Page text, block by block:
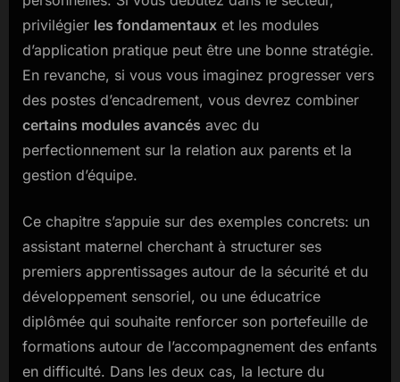
privilégier les fondamentaux et les modules
d’application pratique peut être une bonne stratégie.
En revanche, si vous vous imaginez progresser vers
des postes d’encadrement, vous devrez combiner
certains modules avancés avec du
perfectionnement sur la relation aux parents et la
gestion d’équipe.
Ce chapitre s’appuie sur des exemples concrets: un
assistant maternel cherchant à structurer ses
premiers apprentissages autour de la sécurité et du
développement sensoriel, ou une éducatrice
diplômée qui souhaite renforcer son portefeuille de
formations autour de l’accompagnement des enfants
en difficulté. Dans les deux cas, la lecture du